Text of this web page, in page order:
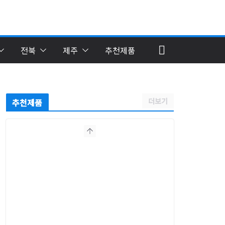
전북 제주 추천제품
추천제품 더보기